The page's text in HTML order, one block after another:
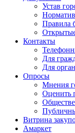
Устав
Правила
Контакты
Для
Для
Опросы
Мнения
Оценить
Витрина
Амаркет